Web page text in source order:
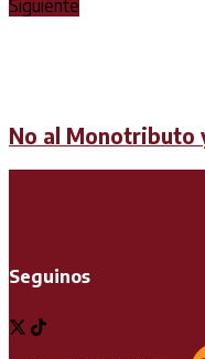
Siguiente
No al Monotributo
Seguinos